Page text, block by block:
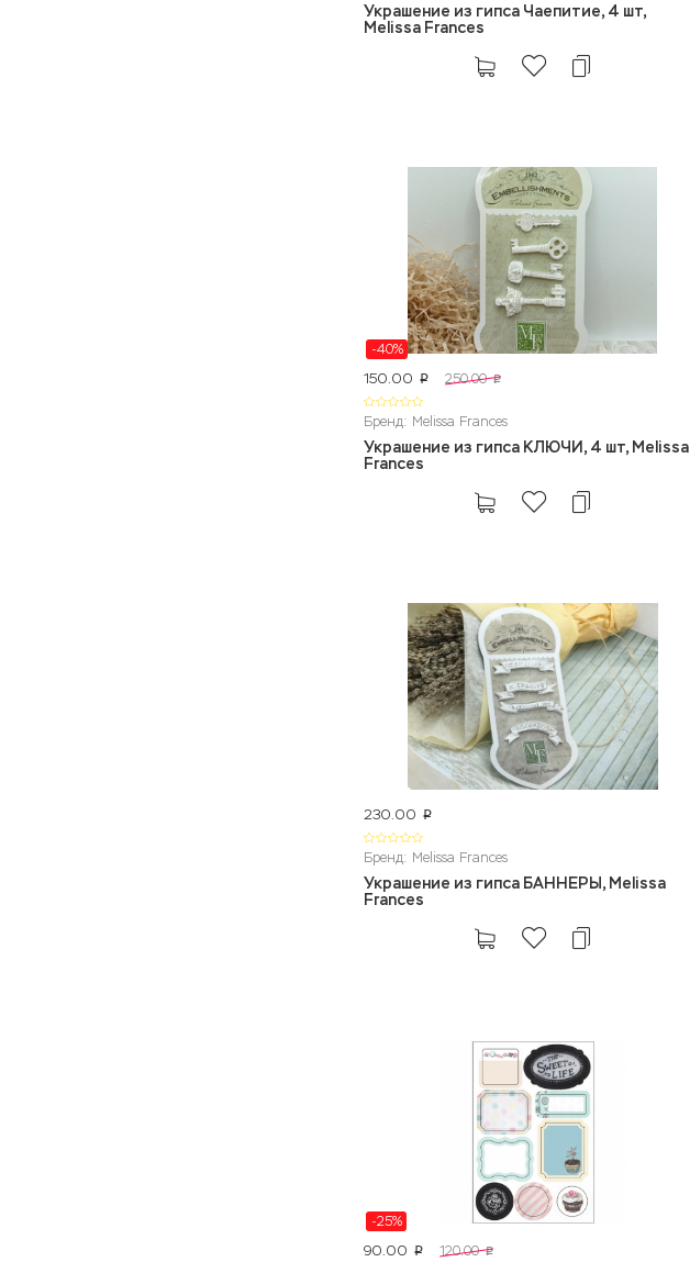
Украшение из гипса Чаепитие, 4 шт,
Melissa Frances
-40%
150.00 p 250.00 p
Бренд: Melissa Frances
Украшение из гипса КЛЮЧИ, 4 шт, Melissa
Frances
230.00 p
Бренд: Melissa Frances
Украшение из гипса БАННЕРЫ, Melissa
Frances
-25%
90.00 p 120.00 p